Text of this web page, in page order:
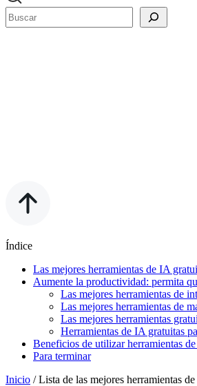
Buscar
Índice
Las mejores herramientas de IA
Aumente la productividad: permita
Las mejores herramientas de
Las mejores herramientas de
Las mejores herramientas
Herramientas de IA gratuitas
Beneficios de utilizar herramientas
Para terminar
Inicio /Lista de las mejores herramientas